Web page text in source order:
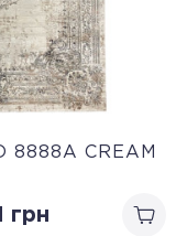
8888A CREAM
грн